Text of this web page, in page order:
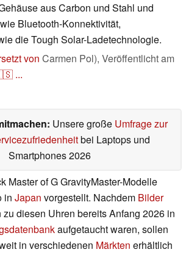
aus Carbon und Stahl und
Bluetooth-Konnektivität,
die Tough Solar-Ladetechnologie.
von Carmen Pol), Veröffentlicht am
...
Unsere große Umfrage zur
bei Laptops und
Smartphones 2026
Master of G GravityMaster-Modelle
in Japan vorgestellt. Nachdem Bilder
zu diesen Uhren bereits Anfang 2026 in
aufgetaucht waren, sollen
in verschiedenen Märkten erhältlich